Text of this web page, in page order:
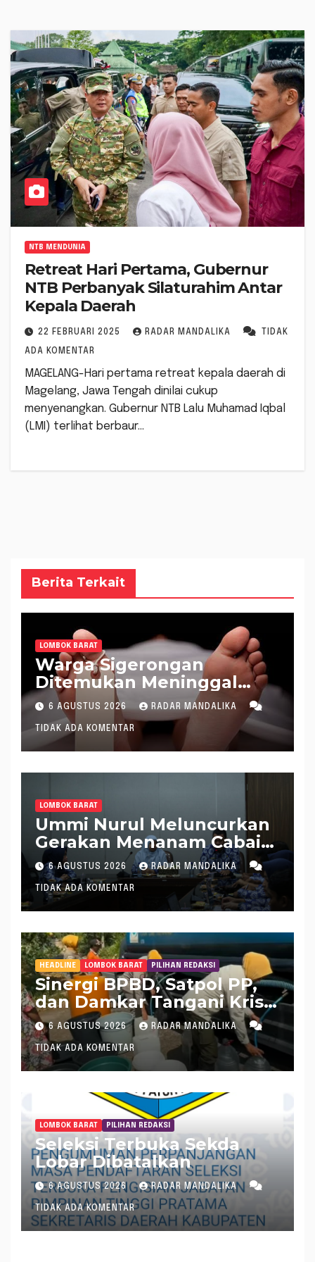
NTB MENDUNIA
Retreat Hari Pertama, Gubernur
NTB Perbanyak Silaturahim Antar
Kepala Daerah
22 FEBRUARI 2025 RADAR MANDALIKA TIDAK
ADA KOMENTAR
MAGELANG-Hari pertama retreat kepala daerah di
Magelang, Jawa Tengah dinilai cukup
menyenangkan. Gubernur NTB Lalu Muhamad Iqbal
(LMI) terlihat berbaur…
Berita Terkait
LOMBOK BARAT
Warga Sigerongan
Ditemukan Meninggal
saat Setrum Ikan di
Sungai
6 AGUSTUS 2026 RADAR MANDALIKA
TIDAK ADA KOMENTAR
LOMBOK BARAT
Ummi Nurul Meluncurkan
Gerakan Menanam Cabai
Tangani Inflasi
6 AGUSTUS 2026 RADAR MANDALIKA
TIDAK ADA KOMENTAR
HEADLINE LOMBOK BARAT PILIHAN REDAKSI
Sinergi BPBD, Satpol PP,
dan Damkar Tangani Krisis
Air Bersih di Lobar
6 AGUSTUS 2026 RADAR MANDALIKA
TIDAK ADA KOMENTAR
LOMBOK BARAT PILIHAN REDAKSI
Seleksi Terbuka Sekda
Lobar Dibatalkan
6 AGUSTUS 2026 RADAR MANDALIKA
TIDAK ADA KOMENTAR